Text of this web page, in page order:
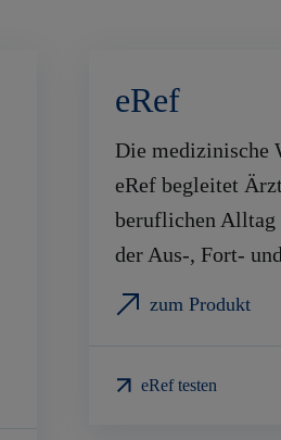
eRef
Die medizinische
eRef begleitet
beruflichen Alltag
der Aus-, Fort-
zum Produkt
eRef testen